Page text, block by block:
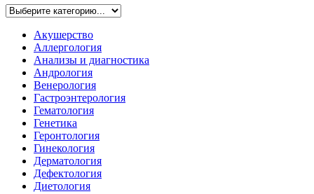
Акушерство
Аллергология
Анализы и диагностика
Андрология
Венерология
Гастроэнтерология
Гематология
Генетика
Геронтология
Гинекология
Дерматология
Дефектология
Диетология